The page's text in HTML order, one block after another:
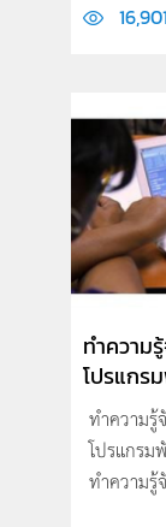
16,901
ทำความ
โปรแกร
ทำความรู้
โปรแกรม
ทำความรู้